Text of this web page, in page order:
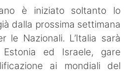
è iniziato soltanto lo
dalla prossima settimana
le Nazionali. L’Italia sarà
ed Israele, gare
ai mondiali del